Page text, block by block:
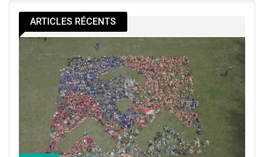
ARTICLES RÉCENTS